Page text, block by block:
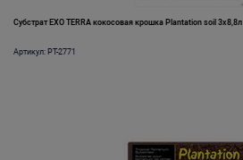
Субстрат EXO TERRA кокосовая крошка Plantation soil 3х8,8л
Артикул: PT-2771